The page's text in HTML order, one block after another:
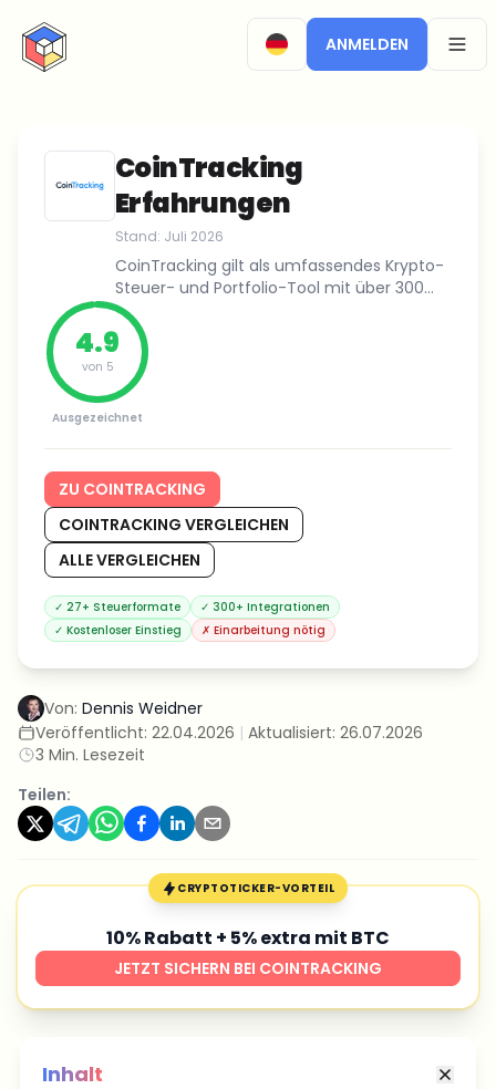
CryptoTicker
ANMELDEN
CoinTracking
Erfahrungen
Stand: Juli 2026
CoinTracking gilt als umfassendes Krypto-
Steuer- und Portfolio-Tool mit über 300
Börsen-Integrationen und 27+
Exportformaten.
4.9
von 5
Ausgezeichnet
ZU COINTRACKING
COINTRACKING VERGLEICHEN
ALLE VERGLEICHEN
✓ 27+ Steuerformate ✓ 300+ Integrationen
✓ Kostenloser Einstieg ✗ Einarbeitung nötig
Von: Dennis Weidner
Veröffentlicht: 22.04.2026 | Aktualisiert: 26.07.2026
3 Min. Lesezeit
Teilen:
CRYPTOTICKER-VORTEIL
10% Rabatt + 5% extra mit BTC
JETZT SICHERN BEI COINTRACKING
Inhalt